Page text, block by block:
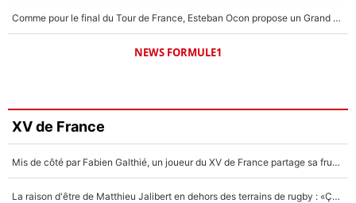
Comme pour le final du Tour de France, Esteban Ocon propose un Grand Prix de Formule 1 à Paris : «Autour de l’Arc de Triomphe, ce serait génial» !
NEWS FORMULE1
XV de France
Mis de côté par Fabien Galthié, un joueur du XV de France partage sa frustration : «ils ne me l’ont pas dit tout de suite»
La raison d'être de Matthieu Jalibert en dehors des terrains de rugby : «Ça m'atteint autant que si tu touches à un membre de ma famille»